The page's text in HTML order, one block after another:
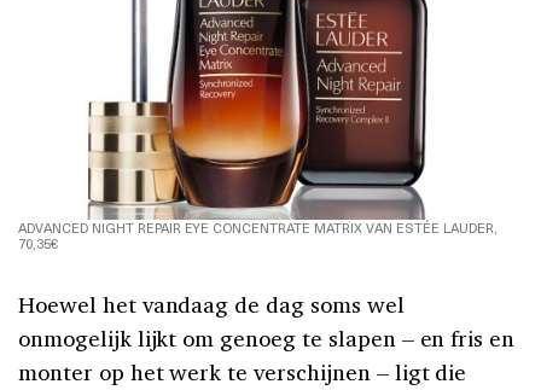
ADVANCED NIGHT REPAIR EYE CONCENTRATE MATRIX VAN ESTÉE LAUDER,
70,35€
Hoewel het vandaag de dag soms wel
onmogelijk lijkt om genoeg te slapen – en fris en
monter op het werk te verschijnen – ligt die